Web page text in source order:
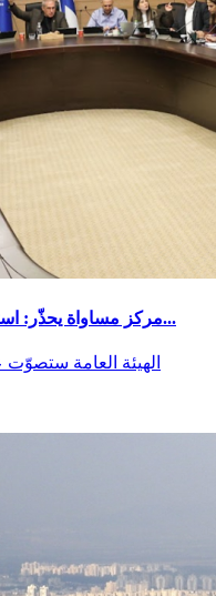
مركز مساواة يحذّر: استمرار تقليص ميزانيات الخطة 550 رغم...
الهيئة العامة ستصوّت